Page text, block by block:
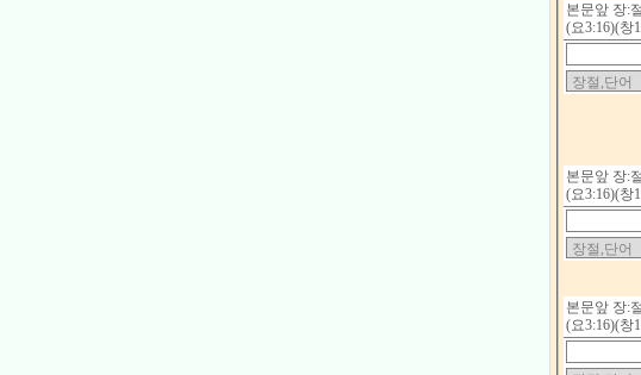
본문앞 장:
(요3:16)(창
본문앞 장:
(요3:16)(창
본문앞 장:
(요3:16)(창